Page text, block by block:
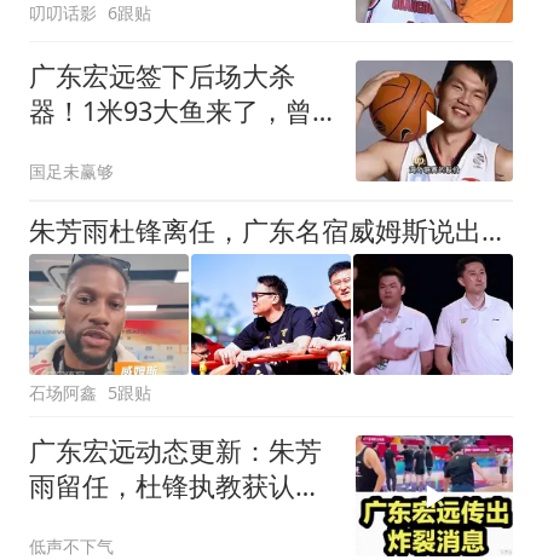
叨叨话影 6跟贴
广东宏远签下后场大杀
器！1米93大鱼来了，曾
国足未赢够
朱芳雨杜锋离任，广东名宿威姆斯说出心里话，一席话透露朱杜归宿
石场阿鑫 5跟贴
广东宏远动态更新：朱芳
雨留任，杜锋执教获认
低声不下气